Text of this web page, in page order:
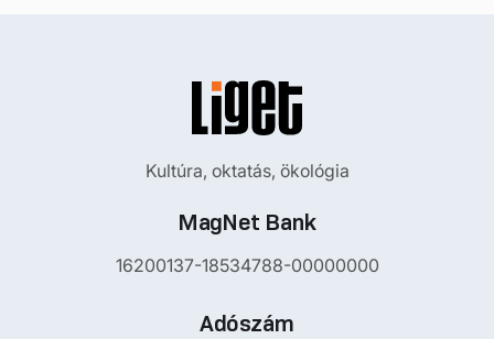
Kultúra, oktatás, ökológia
MagNet Bank
16200137-18534788-00000000
Adószám